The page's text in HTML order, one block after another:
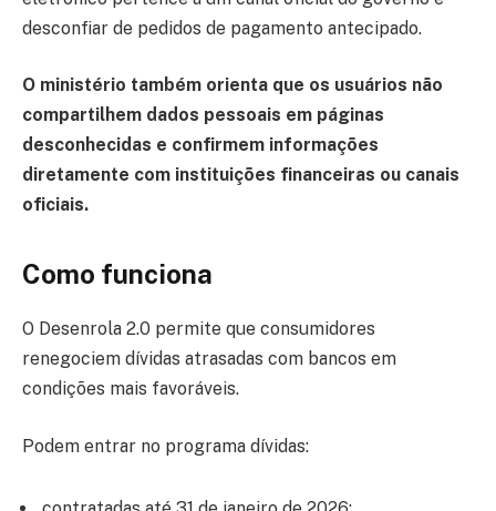
desconfiar de pedidos de pagamento antecipado.
O ministério também orienta que os usuários não
compartilhem dados pessoais em páginas
desconhecidas e confirmem informações
diretamente com instituições financeiras ou canais
oficiais.
Como funciona
O Desenrola 2.0 permite que consumidores
renegociem dívidas atrasadas com bancos em
condições mais favoráveis.
Podem entrar no programa dívidas: